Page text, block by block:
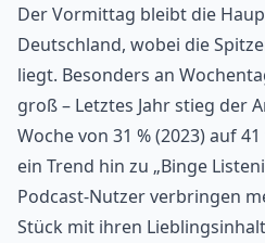
Der Vormittag bleibt die
Deutschland, wobei die
liegt. Besonders an
groß – Letztes Jahr stieg der
Woche von 31 % (2023) auf
ein Trend hin zu „Binge
Podcast-Nutzer verbringen
Stück mit ihren